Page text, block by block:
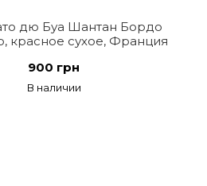
дю Буа Шантан Бордо
красное сухое, Франция
900 грн
В наличии